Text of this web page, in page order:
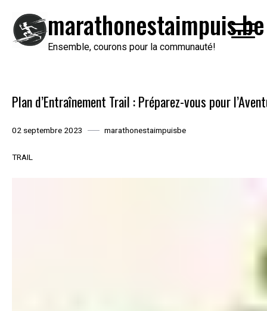
contenu
marathonestaimpuis.be
Ensemble, courons pour la communauté!
Plan d’Entraînement Trail : Préparez-vous pour
02 septembre 2023 marathonestaimpuisbe
TRAIL